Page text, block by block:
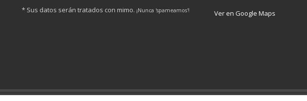
* Sus datos serán tratados con mimo. ¡Nunca 'spameamos'! Ver en Google Maps